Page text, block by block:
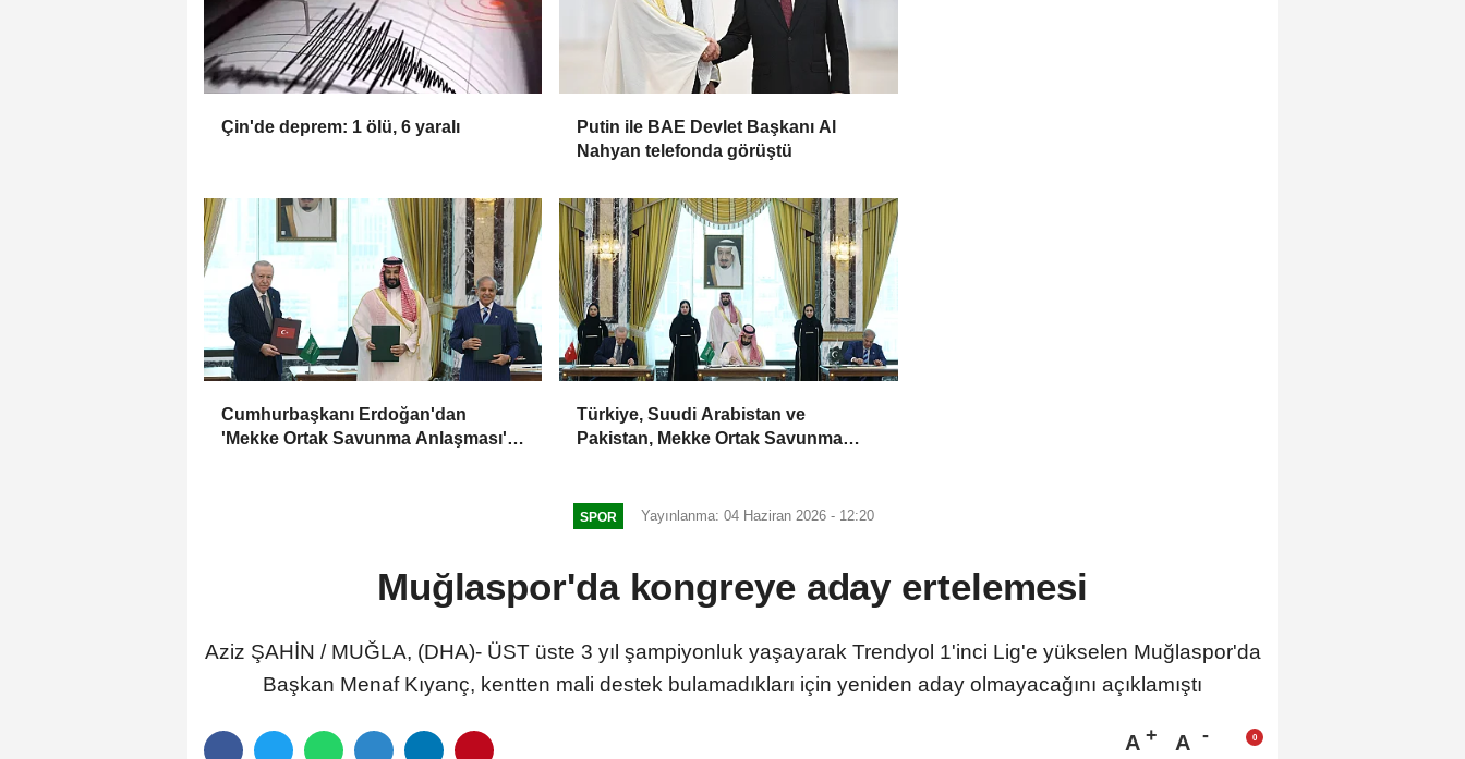
Çin'de deprem: 1 ölü, 6 yaralı
Putin ile BAE Devlet Başkanı Al
Nahyan telefonda görüştü
Cumhurbaşkanı Erdoğan'dan
'Mekke Ortak Savunma Anlaşması'
Türkiye, Suudi Arabistan ve
Pakistan, Mekke Ortak Savunma
SPOR Yayınlanma: 04 Haziran 2026 - 12:20
Muğlaspor'da kongreye aday ertelemesi
Aziz ŞAHİN / MUĞLA, (DHA)- ÜST üste 3 yıl şampiyonluk yaşayarak Trendyol 1'inci Lig'e yükselen Muğlaspor'da
Başkan Menaf Kıyanç, kentten mali destek bulamadıkları için yeniden aday olmayacağını açıklamıştı
A A